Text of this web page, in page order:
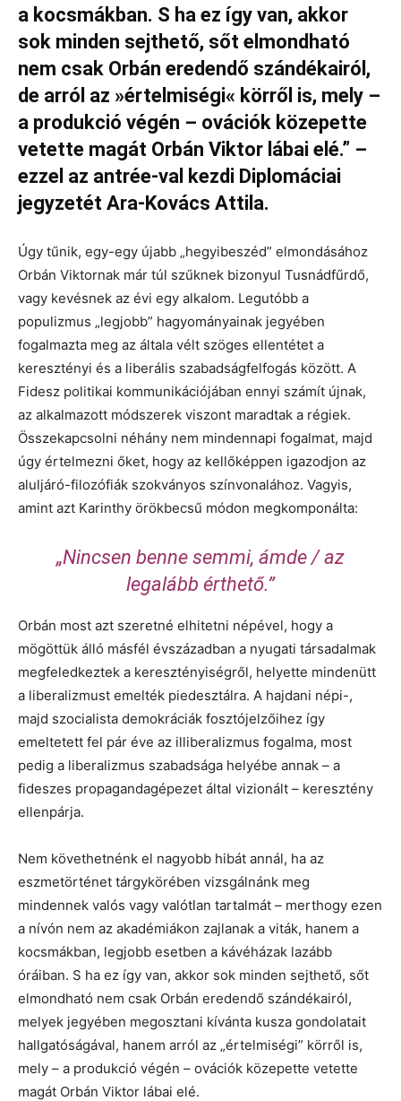
a kocsmákban. S ha ez így van, akkor
sok minden sejthető, sőt elmondható
nem csak Orbán eredendő szándékairól,
de arról az »értelmiségi« körről is, mely –
a produkció végén – ovációk közepette
vetette magát Orbán Viktor lábai elé.” –
ezzel az antrée-val kezdi Diplomáciai
jegyzetét Ara-Kovács Attila.
Úgy tűnik, egy-egy újabb „hegyibeszéd” elmondásához
Orbán Viktornak már túl szűknek bizonyul Tusnádfűrdő,
vagy kevésnek az évi egy alkalom. Legutóbb a
populizmus „legjobb” hagyományainak jegyében
fogalmazta meg az általa vélt szöges ellentétet a
keresztényi és a liberális szabadságfelfogás között. A
Fidesz politikai kommunikációjában ennyi számít újnak,
az alkalmazott módszerek viszont maradtak a régiek.
Összekapcsolni néhány nem mindennapi fogalmat, majd
úgy értelmezni őket, hogy az kellőképpen igazodjon az
aluljáró-filozófiák szokványos színvonalához. Vagyis,
amint azt Karinthy örökbecsű módon megkomponálta:
„Nincsen benne semmi, ámde / az
legalább érthető.”
Orbán most azt szeretné elhitetni népével, hogy a
mögöttük álló másfél évszázadban a nyugati társadalmak
megfeledkeztek a keresztényiségről, helyette mindenütt
a liberalizmust emelték piedesztálra. A hajdani népi-,
majd szocialista demokráciák fosztójelzőihez így
emeltetett fel pár éve az illiberalizmus fogalma, most
pedig a liberalizmus szabadsága helyébe annak – a
fideszes propagandagépezet által vizionált – keresztény
ellenpárja.
Nem követhetnénk el nagyobb hibát annál, ha az
eszmetörténet tárgykörében vizsgálnánk meg
mindennek valós vagy valótlan tartalmát – merthogy ezen
a nívón nem az akadémiákon zajlanak a viták, hanem a
kocsmákban, legjobb esetben a kávéházak lazább
óráiban. S ha ez így van, akkor sok minden sejthető, sőt
elmondható nem csak Orbán eredendő szándékairól,
melyek jegyében megosztani kívánta kusza gondolatait
hallgatóságával, hanem arról az „értelmiségi” körről is,
mely – a produkció végén – ovációk közepette vetette
magát Orbán Viktor lábai elé.